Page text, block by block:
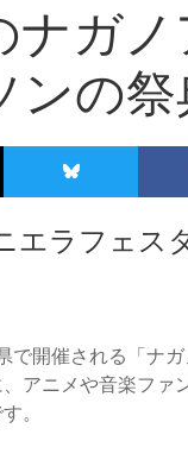
ナガ
ンの祭
エラフェス
で開催される「ナ
アニメや音楽ファ
。